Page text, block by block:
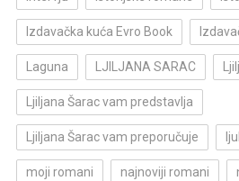
Izdavačka kuća Evro Book
Laguna LJILJANA SARAC
Ljiljana Šarac vam predstavlja
Ljiljana Šarac vam preporučuje
moji romani najnoviji romani